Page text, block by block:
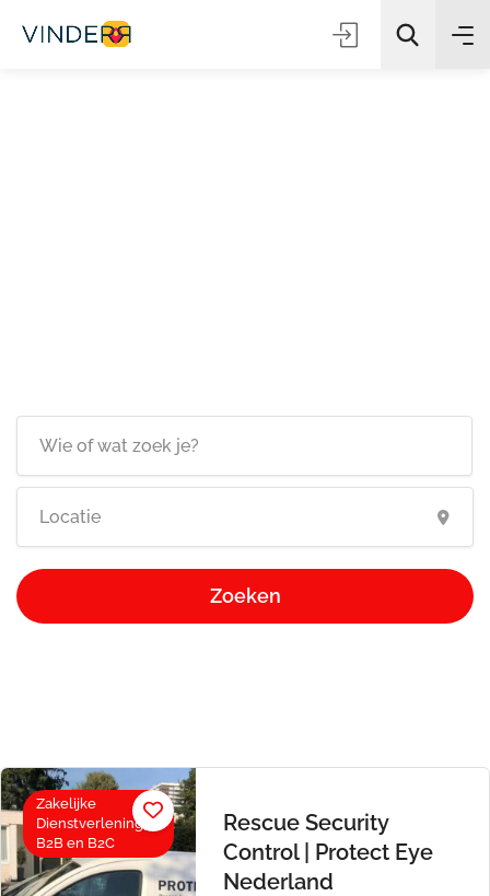
Zoeken
Zakelijke
Dienstverlening,
B2B en B2C
Rescue Security
Control | Protect Eye
Nederland